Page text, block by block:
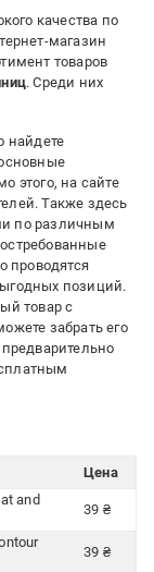
качества по
магазин
товаров
. Среди них
найдете
этого, на сайте
Также здесь
по различным
проводятся
позиций.
товар с
забрать его
Цена
and
39 ₴
39 ₴